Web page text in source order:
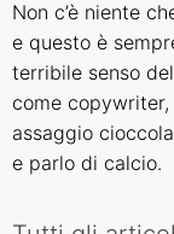
Non c’è niente
e questo è
terribile senso
come
assaggio
e parlo di calcio.